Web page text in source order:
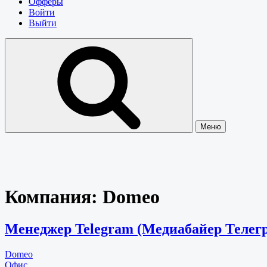
Войти
Выйти
Меню
Компания: Domeo
Менеджер Telegram (Медиабайер
Domeo
Офис